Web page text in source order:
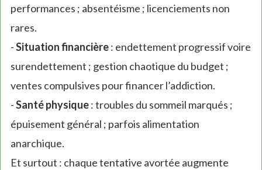
performances ; absentéisme ; licenciements non
rares.
-Situation financière: endettement progressif voire
surendettement ; gestion chaotique du budget ;
ventes compulsives pour financer l’addiction.
-Santé physique: troubles du sommeil marqués ;
épuisement général ; parfois alimentation
anarchique.
Et surtout : chaque tentative avortée augmente